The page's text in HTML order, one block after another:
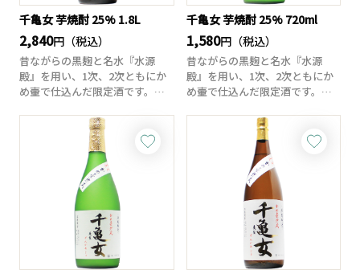
千亀女 芋焼酎 25% 1.8L
2,840円（税込）
昔ながらの黒麹と名水『水源
殿』を用い、1次、2次ともにか
め壷で仕込んだ限定酒です。現
千亀女 芋焼酎 25% 720ml
1,580円（税込）
昔ながらの黒麹と名水『水源
殿』を用い、1次、2次ともにか
め壷で仕込んだ限定酒です。現